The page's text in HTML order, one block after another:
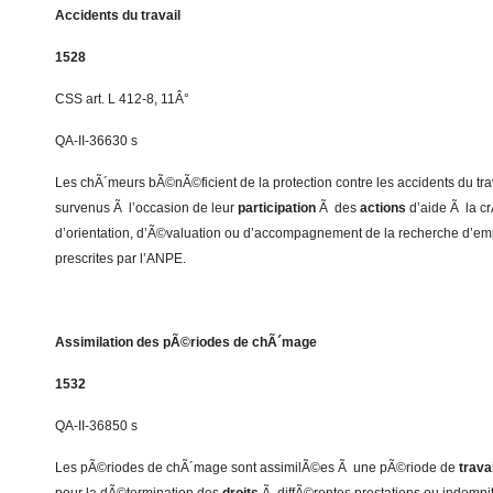
Accidents du travail
1528
CSS art. L 412-8, 11Â°
QA-II-36630 s
Les chÃ´meurs bÃ©nÃ©ficient de la protection contre les accidents du
survenus Ã l’occasion de leur participation Ã des actions d’aide Ã la
d’orientation, d’Ã©valuation ou d’accompagnement de la recherche
prescrites par l’ANPE.
Assimilation des pÃ©riodes de chÃ´mage
1532
QA-II-36850 s
Les pÃ©riodes de chÃ´mage sont assimilÃ©es Ã une pÃ©riode de